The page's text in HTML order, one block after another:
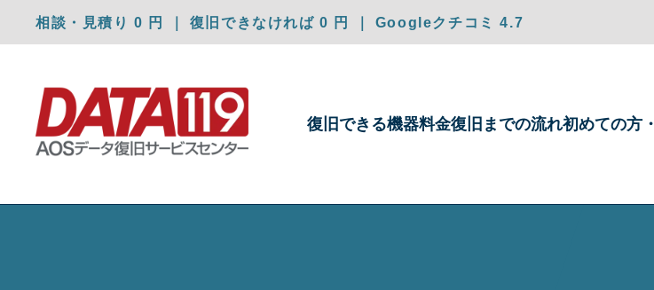
相談・見積り 0 円 ｜ 復旧できなければ 0 円 ｜ Googleクチコミ 4.7
復旧できる機器料金復旧までの流れ初めての方・